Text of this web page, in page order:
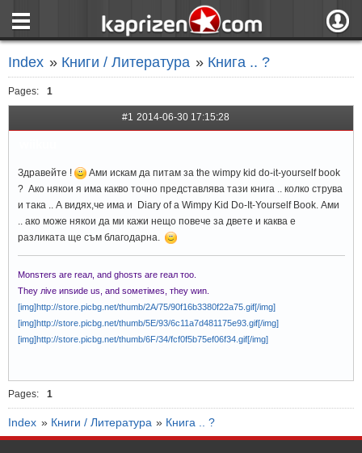
Вход чрез
Index » Книги / Литература » Книга .. ?
Pages: 1
#1 2014-06-30 17:15:28
Здравейте !
Ами искам да питам за the wimpy kid do-it-yourself book
? Ако някои я има какво точно представлява тази книга .. колко струва
и така .. А видях,че има и Diary of a Wimpy Kid Do-It-Yourself Book. Ами
.. ако може някои да ми кажи нещо повече за двете и каква е
разликата ще съм благодарна.
Monsтers are reaл, and ghosтs are reaл тoo.
They лive иnsиde us, and soмeтiмes, тhey wиn.
[img]http://store.picbg.net/thumb/2A/75/90f16b3380f22a75.gif[/img]
[img]http://store.picbg.net/thumb/5E/93/6c11a7d481175e93.gif[/img]
[img]http://store.picbg.net/thumb/6F/34/fcf0f5b75ef06f34.gif[/img]
Pages: 1
Index » Книги / Литература » Книга .. ?